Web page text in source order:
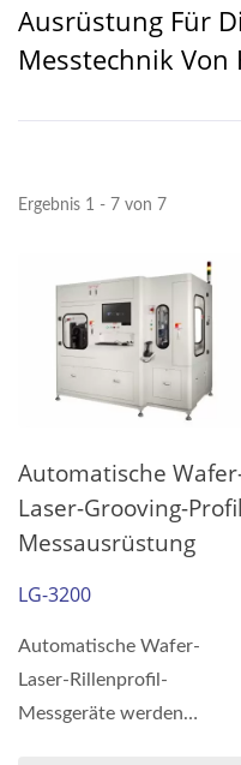
Ausrüstung Für
Messtechnik Von
Ergebnis 1 - 7 von 7
Automatische
Laser-Grooving-
Messausrüstung
LG-3200
Automatische Wafer-
Laser-Rillenprofil-
Messgeräte werden